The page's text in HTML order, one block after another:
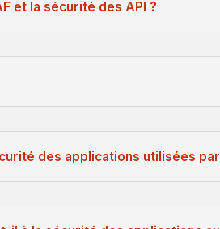
et la sécurité des API ?
des applications utilisées